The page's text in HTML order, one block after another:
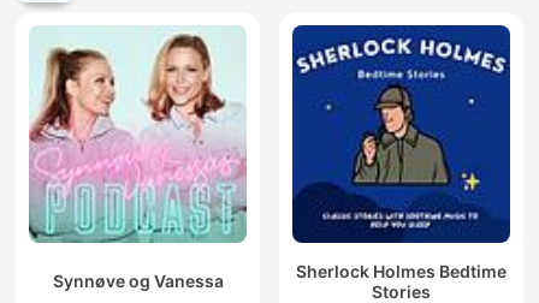
Synnøve og Vanessa
Sherlock Holmes Bedtime
Stories